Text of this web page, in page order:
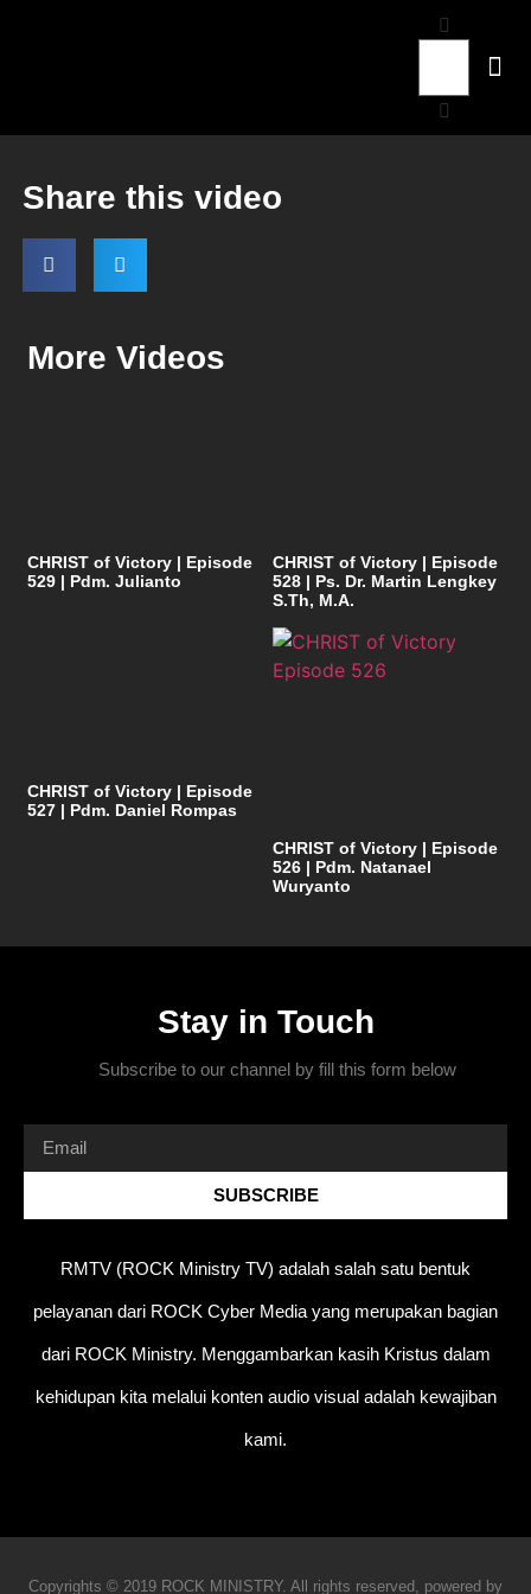
Share this video
More Videos
CHRIST of Victory | Episode
529 | Pdm. Julianto
CHRIST of Victory | Episode
528 | Ps. Dr. Martin Lengkey
S.Th, M.A.
CHRIST of Victory | Episode
527 | Pdm. Daniel Rompas
CHRIST of Victory | Episode
526 | Pdm. Natanael
Wuryanto
Stay in Touch
Subscribe to our channel by fill this form below
SUBSCRIBE
RMTV (ROCK Ministry TV) adalah salah satu bentuk
pelayanan dari ROCK Cyber Media yang merupakan bagian
dari ROCK Ministry. Menggambarkan kasih Kristus dalam
kehidupan kita melalui konten audio visual adalah kewajiban
kami.
Copyrights © 2019 ROCK MINISTRY. All rights reserved, powered by